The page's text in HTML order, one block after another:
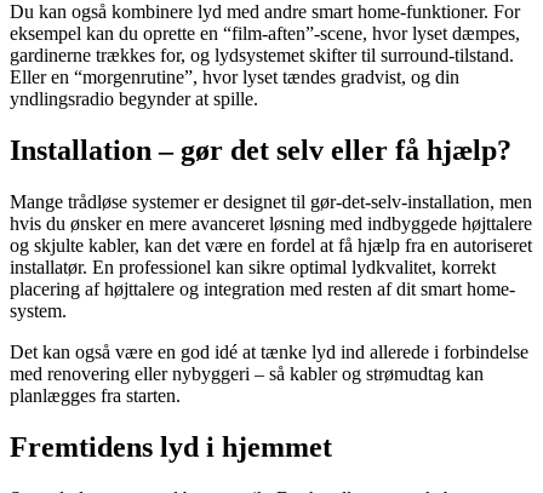
Du kan også kombinere lyd med andre smart home-funktioner. For
eksempel kan du oprette en “film-aften”-scene, hvor lyset dæmpes,
gardinerne trækkes for, og lydsystemet skifter til surround-tilstand.
Eller en “morgenrutine”, hvor lyset tændes gradvist, og din
yndlingsradio begynder at spille.
Installation – gør det selv eller få hjælp?
Mange trådløse systemer er designet til gør-det-selv-installation, men
hvis du ønsker en mere avanceret løsning med indbyggede højttalere
og skjulte kabler, kan det være en fordel at få hjælp fra en autoriseret
installatør. En professionel kan sikre optimal lydkvalitet, korrekt
placering af højttalere og integration med resten af dit smart home-
system.
Det kan også være en god idé at tænke lyd ind allerede i forbindelse
med renovering eller nybyggeri – så kabler og strømudtag kan
planlægges fra starten.
Fremtidens lyd i hjemmet